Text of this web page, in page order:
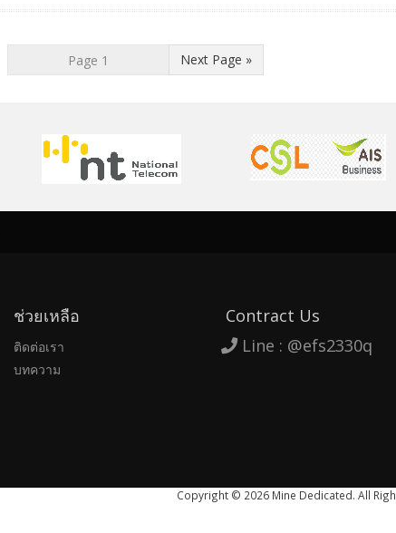
Next Page »
ช่วยเหลือ
ติดต่อเรา
บทความ
Contract Us
Line : @efs2330q
Copyright © 2026 Mine Dedicated. All